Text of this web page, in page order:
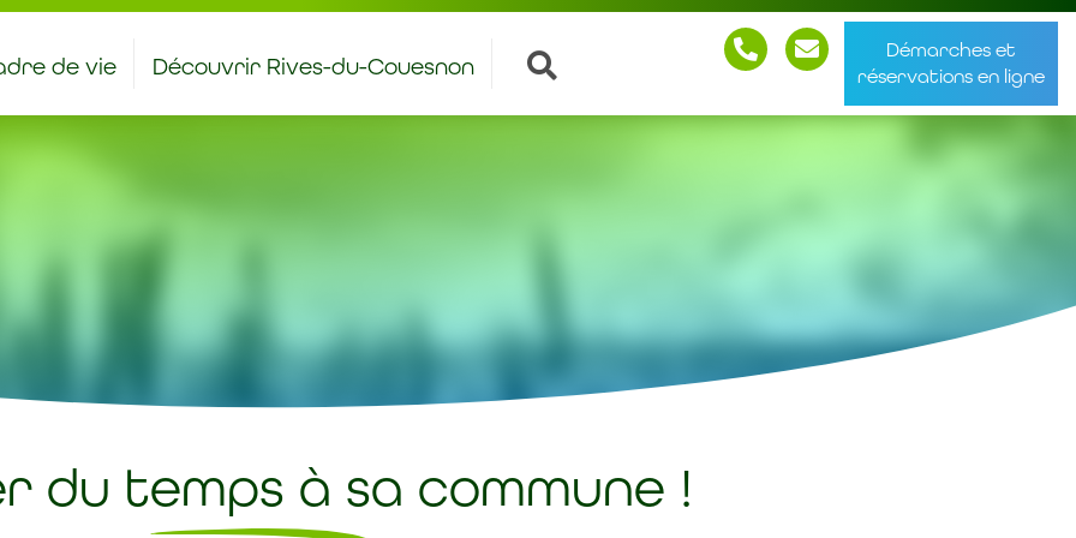
de vie Découvrir Rives-du-Couesnon
Démarches et
réservations en ligne
du temps à sa commune !